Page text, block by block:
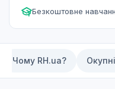
Безкоштовне
Чому RH.ua?